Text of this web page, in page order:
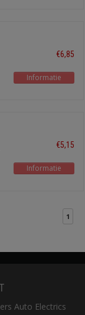
€6,85
Informatie
€5,15
Informatie
1
Auto Electrics